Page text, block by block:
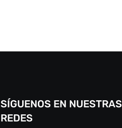
SÍGUENOS EN NUESTRAS
REDES